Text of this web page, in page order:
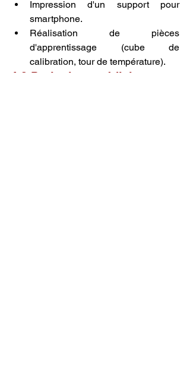
Impression d'un support pour
smartphone.
Réalisation de pièces
d'apprentissage (cube de
calibration, tour de température).
4.2 Projet intermédiaire.